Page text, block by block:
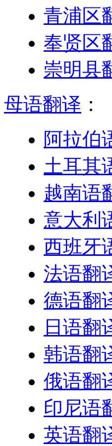
青浦区
奉贤区
崇明县
母语翻译 ：
阿拉伯
土耳其
越南语
意大利
西班牙
法语翻
德语翻
日语翻
韩语翻
俄语翻
印尼语
英语翻